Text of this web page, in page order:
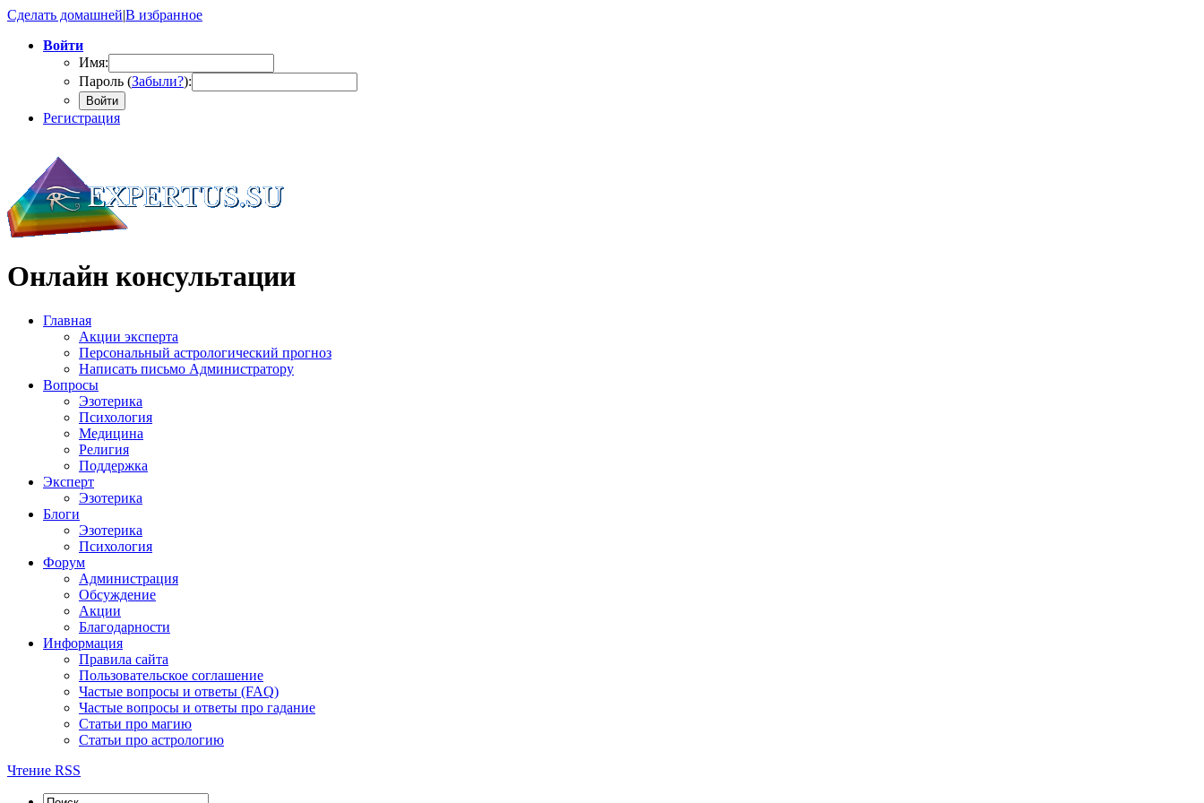
Сделать домашней|В избранное
Войти
Имя:
Пароль (Забыли?):
Войти
Регистрация
Онлайн консультации
Главная
Акции эксперта
Персональный астрологический прогноз
Написать письмо Администратору
Вопросы
Эзотерика
Психология
Медицина
Религия
Поддержка
Эксперт
Эзотерика
Блоги
Эзотерика
Психология
Форум
Администрация
Обсуждение
Акции
Благодарности
Информация
Правила сайта
Пользовательское соглашение
Частые вопросы и ответы (FAQ)
Частые вопросы и ответы про гадание
Статьи про магию
Статьи про астрологию
Чтение RSS